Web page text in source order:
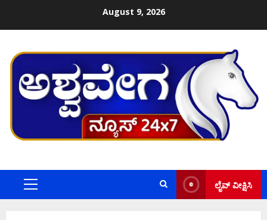
August 9, 2026
Primary
ಲೈವ್ ವೀಕ್ಷಿಸಿ